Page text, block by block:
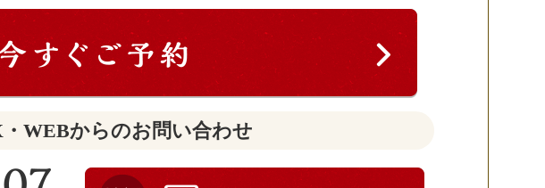
WEBからのお問い合わせ